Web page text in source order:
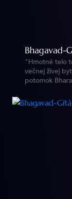
Bhagavad-
"Hmotné telo
večnej živej